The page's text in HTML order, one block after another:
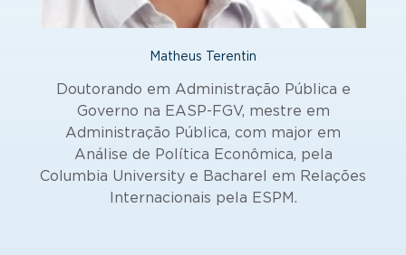
Matheus Terentin
Doutorando em Administração Pública e
Governo na EASP-FGV, mestre em
Administração Pública, com major em
Análise de Política Econômica, pela
Columbia University e Bacharel em Relações
Internacionais pela ESPM.